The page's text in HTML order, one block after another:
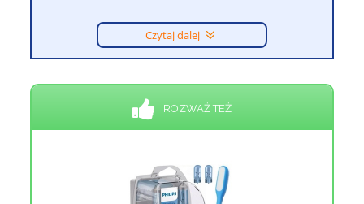
Czytaj dalej
ROZWAŻ TEŻ